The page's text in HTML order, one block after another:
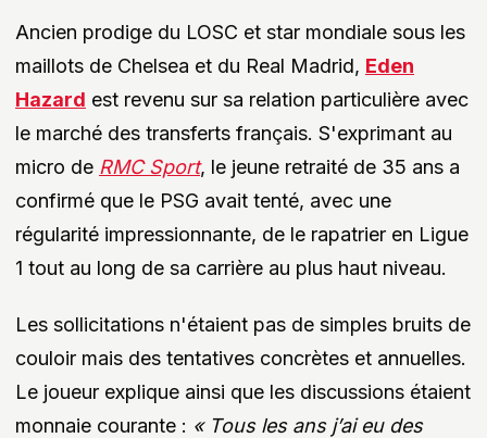
Ancien prodige du LOSC et star mondiale sous les
maillots de Chelsea et du Real Madrid, Eden
Hazard est revenu sur sa relation particulière avec
le marché des transferts français. S'exprimant au
micro de RMC Sport, le jeune retraité de 35 ans a
confirmé que le PSG avait tenté, avec une
régularité impressionnante, de le rapatrier en Ligue
1 tout au long de sa carrière au plus haut niveau.
Les sollicitations n'étaient pas de simples bruits de
couloir mais des tentatives concrètes et annuelles.
Le joueur explique ainsi que les discussions étaient
monnaie courante : « Tous les ans j’ai eu des